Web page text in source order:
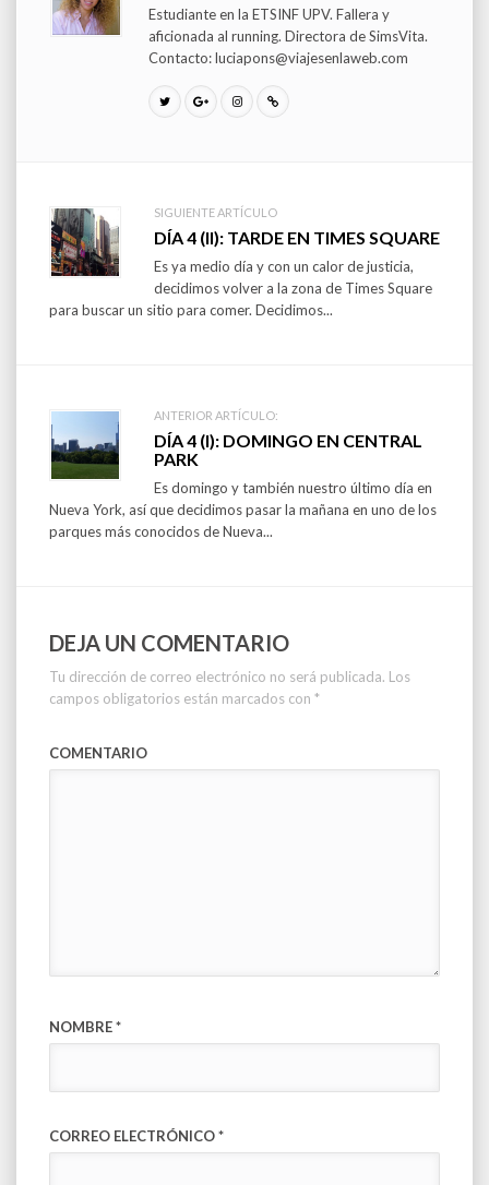
Estudiante en la ETSINF UPV. Fallera y
aficionada al running. Directora de SimsVita.
Contacto: luciapons@viajesenlaweb.com
Post
navigation
SIGUIENTE ARTÍCULO
DÍA 4 (II): TARDE EN TIMES SQUARE
Es ya medio día y con un calor de justicia,
decidimos volver a la zona de Times Square
para buscar un sitio para comer. Decidimos...
ANTERIOR ARTÍCULO:
DÍA 4 (I): DOMINGO EN CENTRAL
PARK
Es domingo y también nuestro último día en
Nueva York, así que decidimos pasar la mañana en uno de los
parques más conocidos de Nueva...
DEJA UN COMENTARIO
Tu dirección de correo electrónico no será publicada. Los
campos obligatorios están marcados con *
COMENTARIO
NOMBRE*
CORREO ELECTRÓNICO*